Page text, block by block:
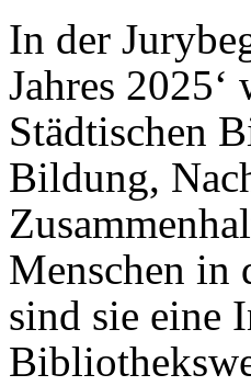
In der
Jahres
Städtischen
Bildung,
Menschen
sind sie eine